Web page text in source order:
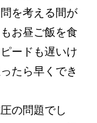
を考える間が
お昼ご飯を食
ードも遅いけ
たら早くでき
の問題でし